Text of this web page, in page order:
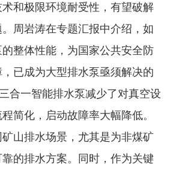
和极限环境耐受性，有望破解
周岩涛在专题汇报中介绍，如
整体性能，为国家公共安全防
已成为大型排水泵亟须解决的
合一智能排水泵减少了对真空设
简化，启动故障率大幅降低。
山排水场景，尤其是为非煤矿
的排水方案。同时，作为关键